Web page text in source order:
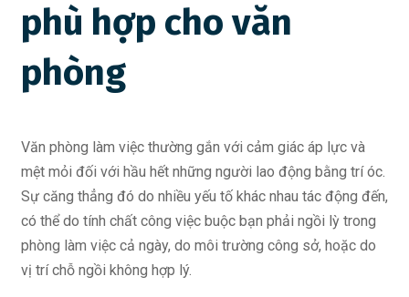
phù hợp cho văn
phòng
Văn phòng làm việc thường gắn với cảm giác áp lực và
mệt mỏi đối với hầu hết những người lao động bằng trí óc.
Sự căng thẳng đó do nhiều yếu tố khác nhau tác động đến,
có thể do tính chất công việc buộc bạn phải ngồi lỳ trong
phòng làm việc cả ngày, do môi trường công sở, hoặc do
vị trí chỗ ngồi không hợp lý.